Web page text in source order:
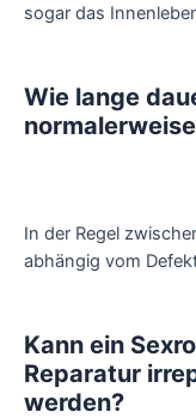
sogar das
Wie lange
In der Regel
abhängig vom
Kann ein
Reparatur
werden?